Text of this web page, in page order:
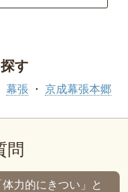
す
幕張 京成幕張本郷
問
力的にきつい」と